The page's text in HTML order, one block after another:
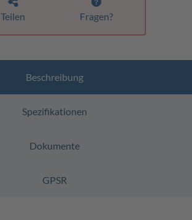
Teilen Fragen?
Beschreibung
Spezifikationen
Dokumente
GPSR